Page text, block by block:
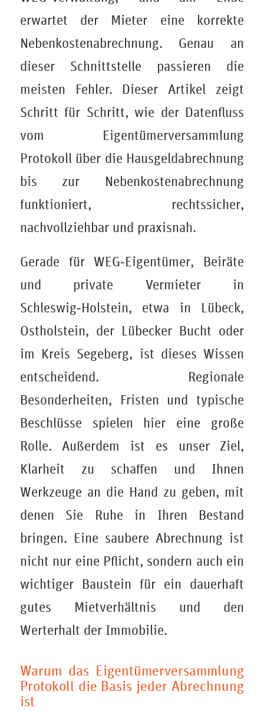
erwartet der Mieter eine korrekte
Nebenkostenabrechnung. Genau an
dieser Schnittstelle passieren die
meisten Fehler. Dieser Artikel zeigt
Schritt für Schritt, wie der Datenfluss
vom Eigentümerversammlung
Protokoll über die Hausgeldabrechnung
bis zur Nebenkostenabrechnung
funktioniert, rechtssicher,
nachvollziehbar und praxisnah.
Gerade für WEG‑Eigentümer, Beiräte
und private Vermieter in
Schleswig‑Holstein, etwa in Lübeck,
Ostholstein, der Lübecker Bucht oder
im Kreis Segeberg, ist dieses Wissen
entscheidend. Regionale
Besonderheiten, Fristen und typische
Beschlüsse spielen hier eine große
Rolle. Außerdem ist es unser Ziel,
Klarheit zu schaffen und Ihnen
Werkzeuge an die Hand zu geben, mit
denen Sie Ruhe in Ihren Bestand
bringen. Eine saubere Abrechnung ist
nicht nur eine Pflicht, sondern auch ein
wichtiger Baustein für ein dauerhaft
gutes Mietverhältnis und den
Werterhalt der Immobilie.
Warum das Eigentümerversammlung
Protokoll die Basis jeder Abrechnung
ist